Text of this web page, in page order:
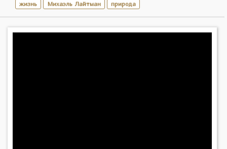
жизнь Михаэль Лайтман природа